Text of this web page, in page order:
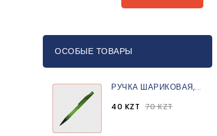
ОСОБЫЕ ТОВАРЫ
РУЧКА ШАРИКОВАЯ,...
40 KZT 70 KZT